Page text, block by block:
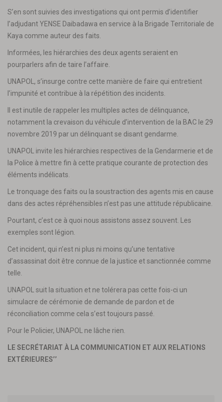
S’en sont suivies des investigations qui ont permis d’identifier
l’adjudant YENSE Daibadawa en service à la Brigade Territoriale de
Kaya comme auteur des faits.
Informées, les hiérarchies des deux agents seraient en
pourparlers afin de taire l’affaire.
UNAPOL, s’insurge contre cette manière de faire qui entretient
l’impunité et contribue à la répétition des incidents.
Il est inutile de rappeler les multiples actes de délinquance,
notamment la crevaison du véhicule d’intervention de la BAC le 29
novembre 2019 par un délinquant se disant gendarme.
UNAPOL invite les hiérarchies respectives de la Gendarmerie et de
la Police à mettre fin à cette pratique courante de protection des
éléments indélicats.
Le tronquage des faits ou la soustraction des agents mis en cause
dans des actes répréhensibles n’est pas une attitude républicaine.
Pourtant, c’est ce à quoi nous assistons assez souvent. Les
exemples sont légion.
Cet incident, qui n’est ni plus ni moins qu’une tentative
d’assassinat doit être connue de la justice et sanctionnée comme
telle.
UNAPOL suit la situation et ne tolérera pas cette fois-ci un
simulacre de cérémonie de demande de pardon et de
réconciliation comme cela s’est toujours passé.
Pour le Policier, UNAPOL ne lâche rien.
LE SECRÉTARIAT À LA COMMUNICATION ET AUX RELATIONS
EXTÉRIEURES’’